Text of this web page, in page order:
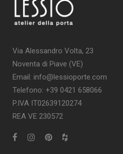
Via Alessandro Volta, 23
Noventa di Piave (VE)
Email: info@lessioporte.com
Telefono: +39 0421 658066
P.IVA IT02639120274
REA VE 230572